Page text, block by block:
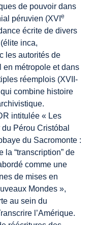
de pouvoir dans
péruvien (XVIe
écrite de divers
inca,
les autorités de
en métropole et dans
réemplois (XVII-
combine histoire
intitulée « Les
Pérou Cristóbal
du Sacromonte :
la “transcription” de
comme une
de mises en
Mondes »,
au sein du
l’Amérique.